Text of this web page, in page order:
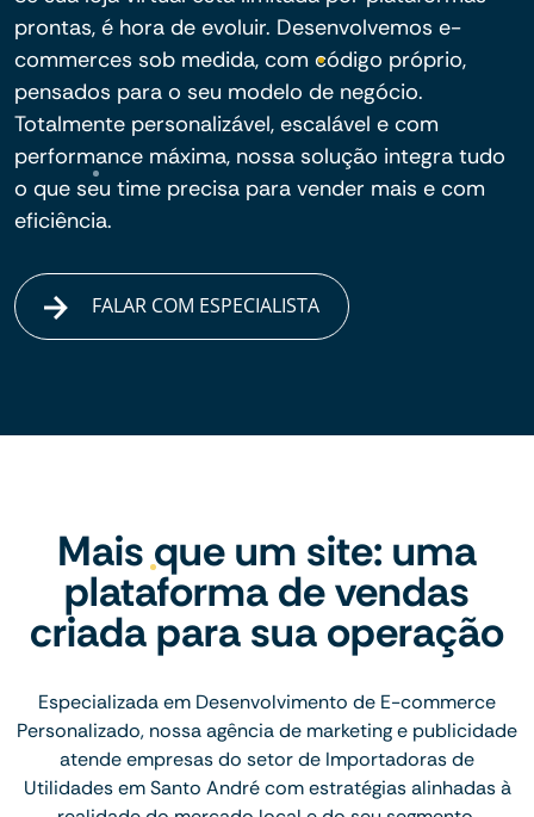
prontas, é hora de evoluir. Desenvolvemos e-
commerces sob medida, com código próprio,
pensados para o seu modelo de negócio.
Totalmente personalizável, escalável e com
performance máxima, nossa solução integra tudo
o que seu time precisa para vender mais e com
eficiência.
FALAR COM ESPECIALISTA
Mais que um site: uma
plataforma de vendas
criada para sua operação
Especializada em Desenvolvimento de E-commerce
Personalizado, nossa agência de marketing e publicidade
atende empresas do setor de Importadoras de
Utilidades em Santo André com estratégias alinhadas à